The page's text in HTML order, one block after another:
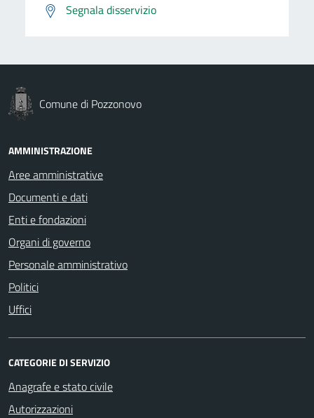
Segnala disservizio
Comune di Pozzonovo
AMMINISTRAZIONE
Aree amministrative
Documenti e dati
Enti e fondazioni
Organi di governo
Personale amministrativo
Politici
Uffici
CATEGORIE DI SERVIZIO
Anagrafe e stato civile
Autorizzazioni